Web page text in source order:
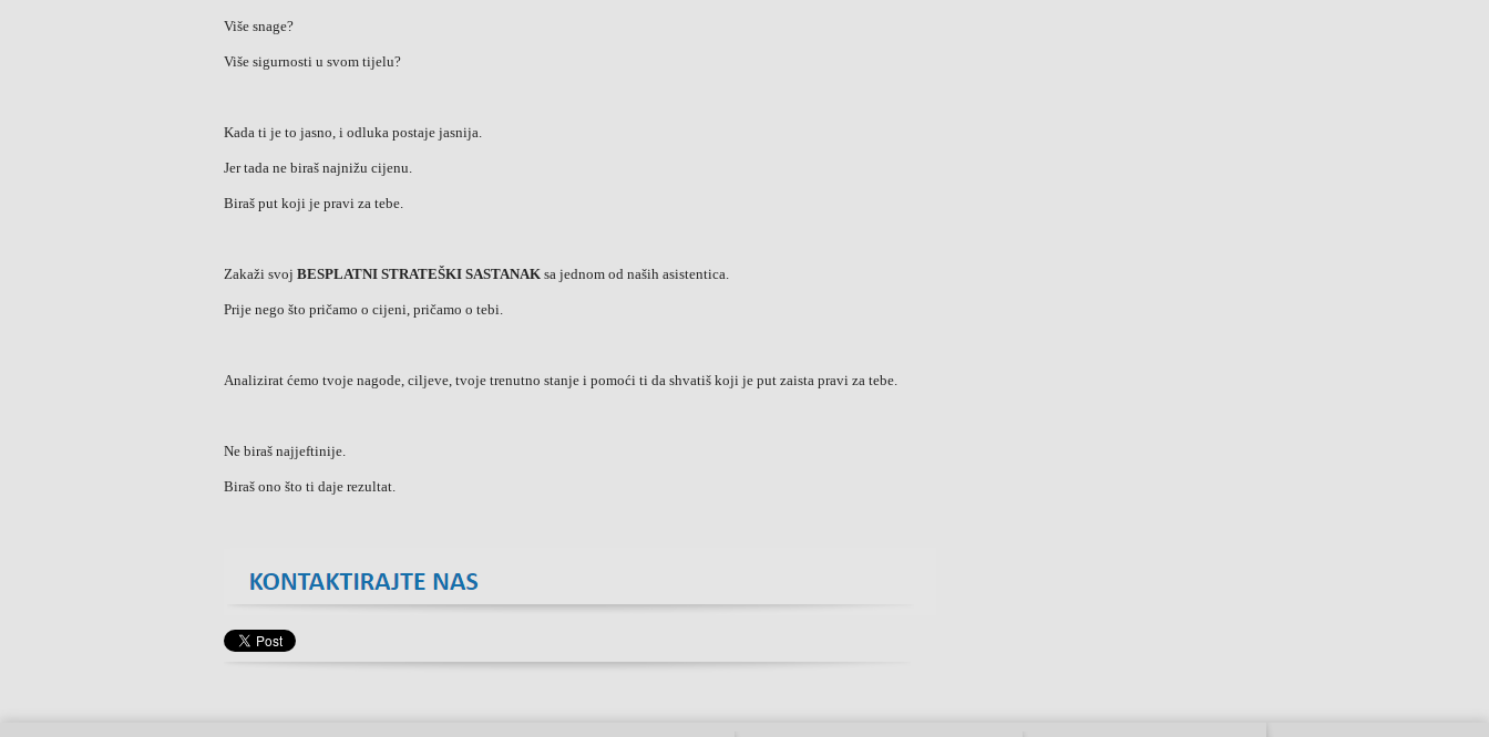
Više snage?
Više sigurnosti u svom tijelu?
Kada ti je to jasno, i odluka postaje jasnija.
Jer tada ne biraš najnižu cijenu.
Biraš put koji je pravi za tebe.
Zakaži svoj BESPLATNI STRATEŠKI SASTANAK sa jednom od naših asistentica.
Prije nego što pričamo o cijeni, pričamo o tebi.
Analizirat ćemo tvoje nagode, ciljeve, tvoje trenutno stanje i pomoći ti da shvatiš koji je put zaista pravi za tebe.
Ne biraš najjeftinije.
Biraš ono što ti daje rezultat.